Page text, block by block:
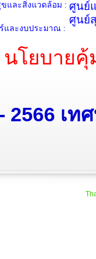
และสิ่งแวดล้อม :
และงบประมาณ :
ศูนย์
ศูนย์
นโยบาย
2566 เท